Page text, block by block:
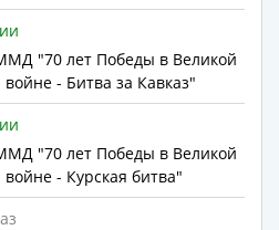
"70 лет Победы в Великой
- Битва за Кавказ"
"70 лет Победы в Великой
- Курская битва"